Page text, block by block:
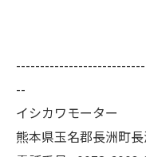
--
イシカワモーター
熊本県玉名郡長洲町